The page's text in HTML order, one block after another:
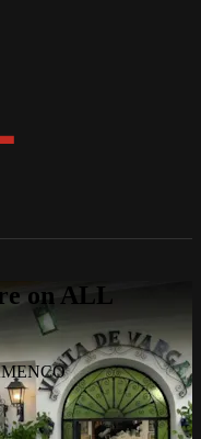
on ALL